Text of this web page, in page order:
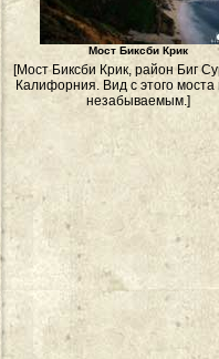
Мост Биксби Крик
[Мост Биксби Крик, район Биг
Калифорния. Вид с этого моста
незабываемым.]